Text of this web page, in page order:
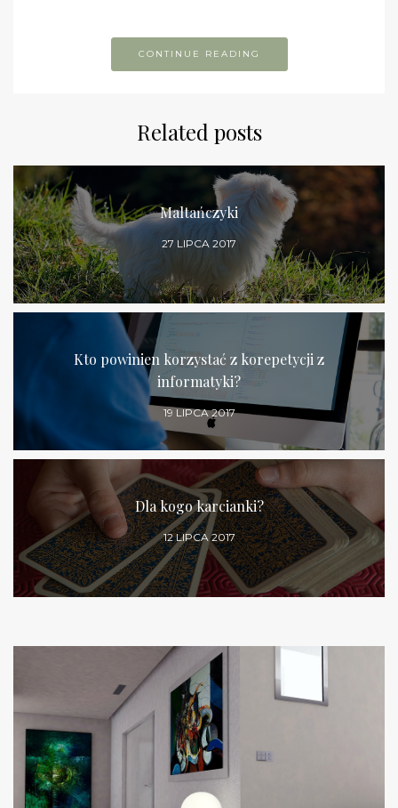
CONTINUE READING
Related posts
Maltańczyki
27 LIPCA 2017
Kto powinien korzystać z korepetycji z
informatyki?
19 LIPCA 2017
Dla kogo karcianki?
12 LIPCA 2017